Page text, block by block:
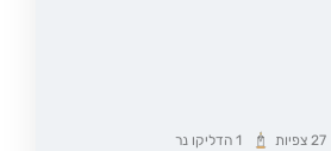
27 צפיות 1הדליקו נר